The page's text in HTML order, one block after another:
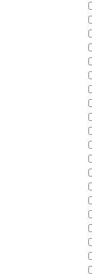
Sampoane Colorante
Par Uscat / Deteriorat